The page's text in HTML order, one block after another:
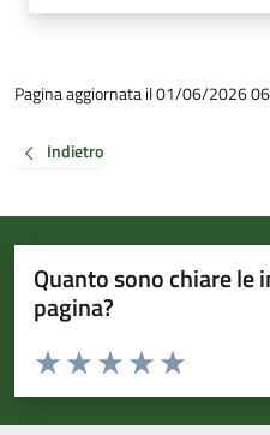
Pagina aggiornata il 01/06/2026
Indietro
Quanto sono chiare
pagina?
Valuta da 1 a 5 stelle la pagina
Valuta 5
Valuta 4 stelle
Valuta 3 stelle su 5
Valuta 2 stelle su 5
Valuta 1 stelle su 5